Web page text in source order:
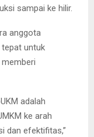
sampai ke hilir.
anggota
tepat untuk
adalah
ke arah
dan efektifitas,”